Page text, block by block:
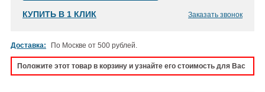
КУПИТЬ В 1 КЛИК Заказать звонок
Доставка: По Москве от 500 рублей.
Положите этот товар в корзину и узнайте его стоимость для Вас